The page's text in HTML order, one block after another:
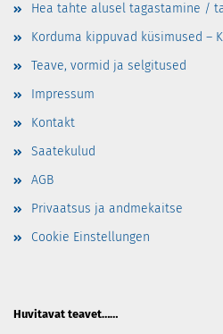
Hea tahte alusel tagastamine /
Korduma kippuvad küsimused –
Teave, vormid ja selgitused
Impressum
Kontakt
Saatekulud
AGB
Privaatsus ja andmekaitse
Cookie Einstellungen
Huvitavat teavet……